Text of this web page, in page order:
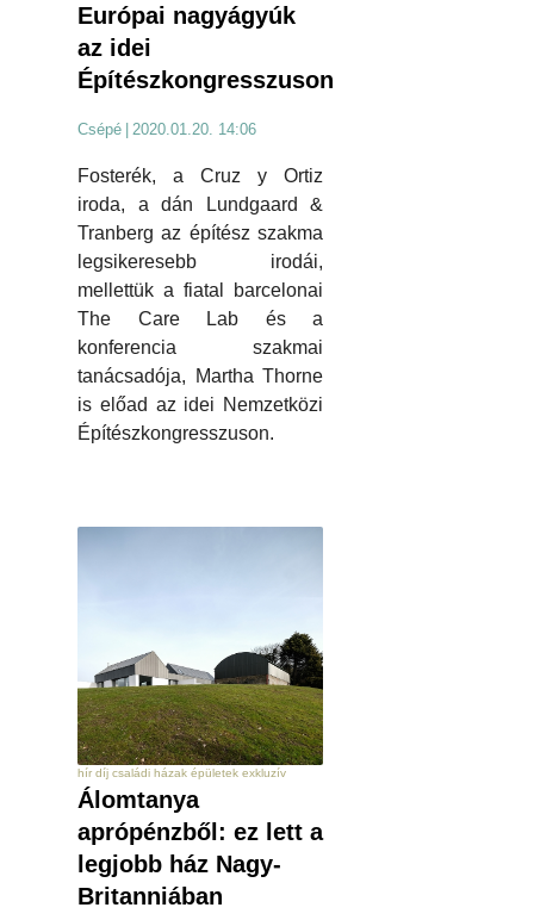
Európai nagyágyúk
az idei
Építészkongresszuson
Csépé | 2020.01.20. 14:06
Fosterék, a Cruz y Ortiz
iroda, a dán Lundgaard &
Tranberg az építész szakma
legsikeresebb irodái,
mellettük a fiatal barcelonai
The Care Lab és a
konferencia szakmai
tanácsadója, Martha Thorne
is előad az idei Nemzetközi
Építészkongresszuson.
hír díj családi házak épületek exkluzív
Álomtanya
aprópénzből: ez lett a
legjobb ház Nagy-
Britanniában